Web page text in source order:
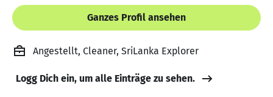
Ganzes Profil ansehen
Angestellt, Cleaner, SriLanka Explorer
Logg Dich ein, um alle Einträge zu sehen.